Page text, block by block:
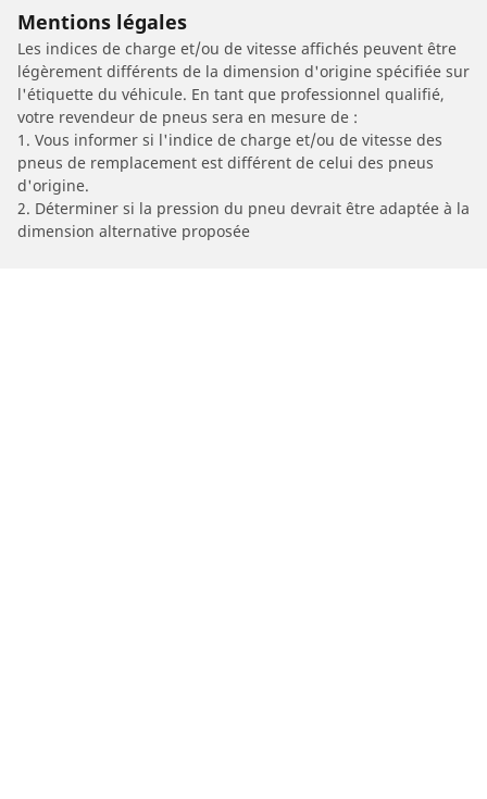
Mentions légales
Les indices de charge et/ou de vitesse affichés peuvent être
légèrement différents de la dimension d'origine spécifiée sur
l'étiquette du véhicule. En tant que professionnel qualifié,
votre revendeur de pneus sera en mesure de :
1. Vous informer si l'indice de charge et/ou de vitesse des
pneus de remplacement est différent de celui des pneus
d'origine.
2. Déterminer si la pression du pneu devrait être adaptée à la
dimension alternative proposée